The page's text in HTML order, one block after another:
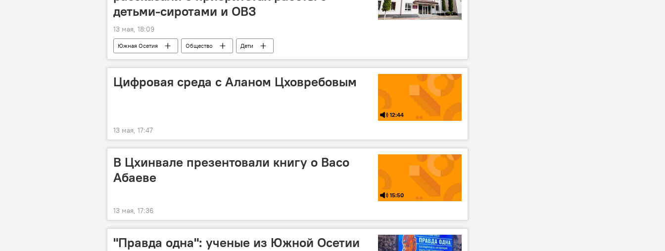
детьми-сиротами и ОВЗ
13 мая, 18:09
Южная Осетия Общество Дети
Цифровая среда с Аланом Цховребовым
12:44
13 мая, 17:47
В Цхинвале презентовали книгу о Васо
Абаеве
15:50
13 мая, 17:36
"Правда одна": ученые из Южной Осетии